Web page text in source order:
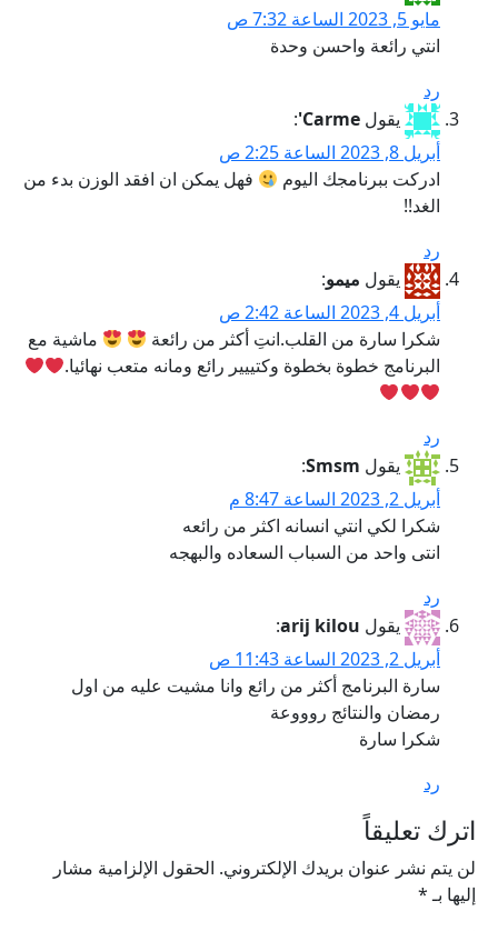
مايو 5, 2023 الساعة 7:32 ص
انتي رائعة واحسن وحدة
رد
يقول Carme'
:
أبريل 8, 2023 الساعة 2:25 ص
ادركت ببرنامجك اليوم
فهل يمكن ان افقد الوزن بدء من
الغد!!
رد
يقول ميمو:
أبريل 4, 2023 الساعة 2:42 ص
شكرا سارة من القلب.انتِ أكثر من رائعة
ماشية مع
البرنامج خطوة بخطوة وكتييير رائع ومانه متعب نهائيا.
رد
يقول Smsm
:
أبريل 2, 2023 الساعة 8:47 م
شكرا لكي انتي انسانه اكثر من رائعه
انتى واحد من السباب السعاده والبهجه
رد
يقول arij kilou
:
أبريل 2, 2023 الساعة 11:43 ص
سارة البرنامج أكثر من رائع وانا مشيت عليه من اول
رمضان والنتائج روووعة
شكرا سارة
رد
اترك تعليقاً
لن يتم نشر عنوان بريدك الإلكتروني. الحقول الإلزامية مشار
إليها بـ*